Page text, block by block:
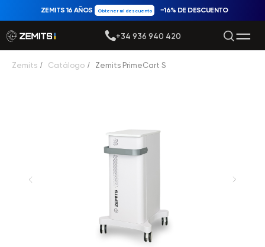
Obtener mi descuento
ZEMITS 16 AÑOS −16% DE DESCUENTO
+34 936 940 420
Zemits / Catálogo / Zemits PrimeCart S